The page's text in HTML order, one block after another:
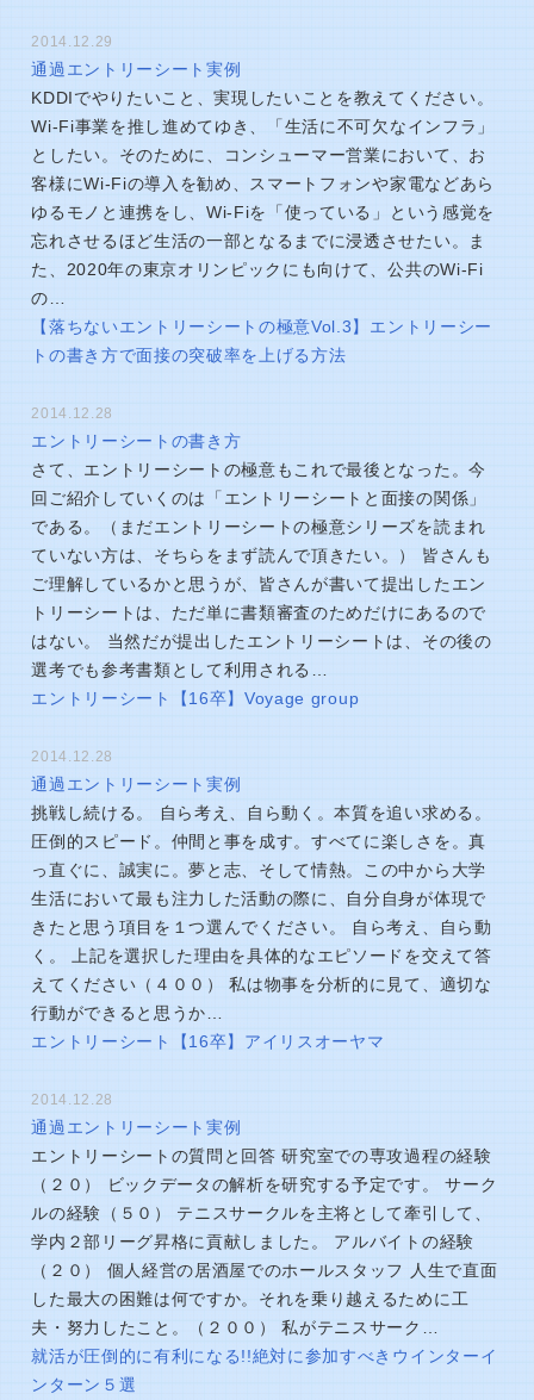
2014.12.29
通過エントリーシート実例
KDDIでやりたいこと、実現したいことを教えてください。
Wi-Fi事業を推し進めてゆき、「生活に不可欠なインフラ」
としたい。そのために、コンシューマー営業において、お
客様にWi-Fiの導入を勧め、スマートフォンや家電などあら
ゆるモノと連携をし、Wi-Fiを「使っている」という感覚を
忘れさせるほど生活の一部となるまでに浸透させたい。ま
た、2020年の東京オリンピックにも向けて、公共のWi-Fi
の…
【落ちないエントリーシートの極意Vol.3】エントリーシー
トの書き方で面接の突破率を上げる方法
2014.12.28
エントリーシートの書き方
さて、エントリーシートの極意もこれで最後となった。今
回ご紹介していくのは「エントリーシートと面接の関係」
である。（まだエントリーシートの極意シリーズを読まれ
ていない方は、そちらをまず読んで頂きたい。） 皆さんも
ご理解しているかと思うが、皆さんが書いて提出したエン
トリーシートは、ただ単に書類審査のためだけにあるので
はない。 当然だが提出したエントリーシートは、その後の
選考でも参考書類として利用される…
エントリーシート【16卒】Voyage group
2014.12.28
通過エントリーシート実例
挑戦し続ける。 自ら考え、自ら動く。本質を追い求める。
圧倒的スピード。仲間と事を成す。すべてに楽しさを。真
っ直ぐに、誠実に。夢と志、そして情熱。この中から大学
生活において最も注力した活動の際に、自分自身が体現で
きたと思う項目を１つ選んでください。 自ら考え、自ら動
く。 上記を選択した理由を具体的なエピソードを交えて答
えてください（４００） 私は物事を分析的に見て、適切な
行動ができると思うか…
エントリーシート【16卒】アイリスオーヤマ
2014.12.28
通過エントリーシート実例
エントリーシートの質問と回答 研究室での専攻過程の経験
（２０） ビックデータの解析を研究する予定です。 サーク
ルの経験（５０） テニスサークルを主将として牽引して、
学内２部リーグ昇格に貢献しました。 アルバイトの経験
（２０） 個人経営の居酒屋でのホールスタッフ 人生で直面
した最大の困難は何ですか。それを乗り越えるために工
夫・努力したこと。（２００） 私がテニスサーク…
就活が圧倒的に有利になる!!絶対に参加すべきウインターイ
ンターン５選